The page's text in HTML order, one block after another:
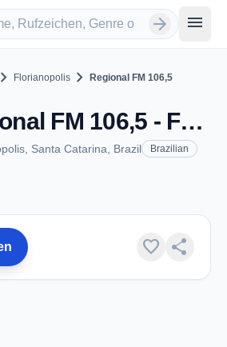
arrow_forward menu
chevron_right Florianopolis chevron_right Regional FM 106,5
Regional FM 106,5 - FM 106.5 - Florianopolis
Santa Catarina, Brazil
Brazilian
favorite share